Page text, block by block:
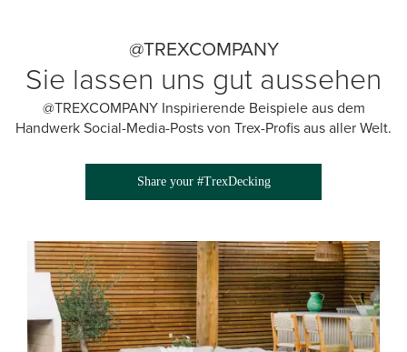
@TREXCOMPANY
Sie lassen uns gut aussehen
@TREXCOMPANY Inspirierende Beispiele aus dem
Handwerk Social-Media-Posts von Trex-Profis aus aller Welt.
Share your #TrexDecking
Media Gallery